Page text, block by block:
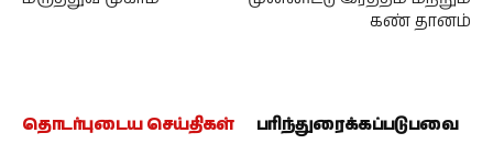
கண் தானம்
தொடர்புடைய செய்திகள் பரிந்துரைக்கப்படுபவை